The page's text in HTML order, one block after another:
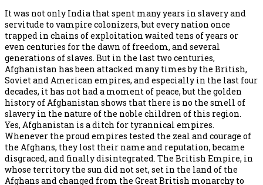
It was not only India that spent many years in slavery and
servitude to vampire colonizers, but every nation once
trapped in chains of exploitation waited tens of years or
even centuries for the dawn of freedom, and several
generations of slaves. But in the last two centuries,
Afghanistan has been attacked many times by the British,
Soviet and American empires, and especially in the last four
decades, it has not had a moment of peace, but the golden
history of Afghanistan shows that there is no the smell of
slavery in the nature of the noble children of this region.
Yes, Afghanistan is a ditch for tyrannical empires.
Whenever the proud empires tested the zeal and courage of
the Afghans, they lost their name and reputation, became
disgraced, and finally disintegrated. The British Empire, in
whose territory the sun did not set, set in the land of the
Afghans and changed from the Great British monarchy to